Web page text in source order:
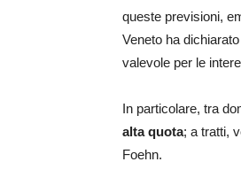
queste previsioni,
Veneto ha
valevole per le
In particolare, tra
alta quota; a tratti,
Foehn.